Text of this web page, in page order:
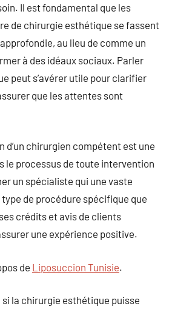
Il est fondamental que les
de chirurgie esthétique se fassent
au lieu de comme un
à des idéaux sociaux. Parler
peut s’avérer utile pour clarifier
que les attentes sont
d’un chirurgien compétent est une
le processus de toute intervention
un spécialiste qui une vaste
de procédure spécifique que
crédits et avis de clients
une expérience positive.
de Liposuccion Tunisie.
la chirurgie esthétique puisse